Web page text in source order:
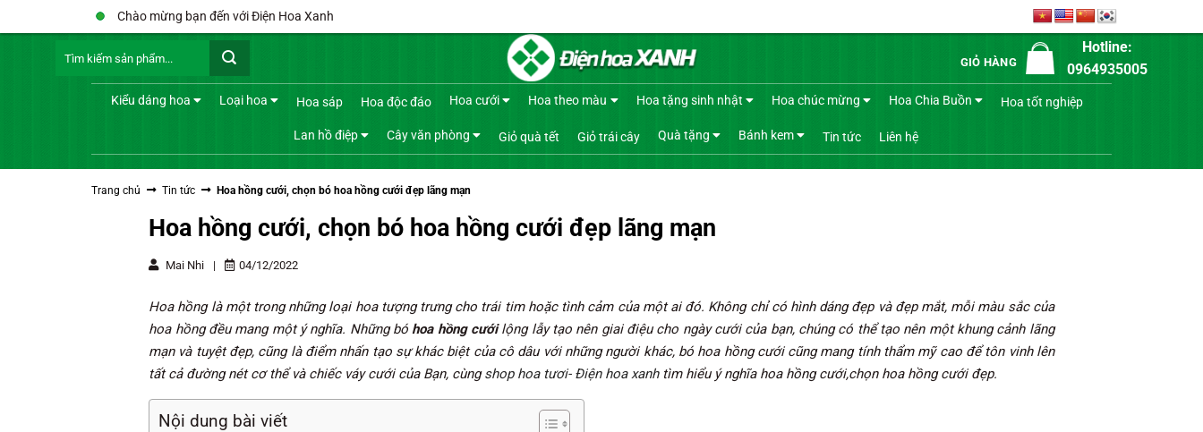
qua
Chào mừng bạn đến với Điện Hoa Xanh
kiếm:
GIỎ HÀNG
Hotline:
0964935005
Kiểu dáng hoa Loại hoa Hoa sáp Hoa độc đáo Hoa cưới Hoa theo màu Hoa tặng sinh nhật Hoa chúc mừng Hoa Chia Buồn Hoa tốt nghiệp
Lan hồ điệp Cây văn phòng Giỏ quà tết Giỏ trái cây Quà tặng Bánh kem Tin tức Liên hệ
Trang chủ Tin tức Hoa hồng cưới, chọn bó hoa hồng cưới đẹp lãng mạn
Hoa hồng cưới, chọn bó hoa hồng cưới đẹp lãng mạn
Mai Nhi | 04/12/2022
Hoa hồng là một trong những loại hoa tượng trưng cho trái tim hoặc tình cảm của một ai đó. Không chỉ có hình dáng đẹp và đẹp mắt, mỗi màu sắc của
hoa hồng đều mang một ý nghĩa. Những bó hoa hồng cướilộng lẫy tạo nên giai điệu cho ngày cưới của bạn, chúng có thể tạo nên một khung cảnh lãng
mạn và tuyệt đẹp, cũng là điểm nhấn tạo sự khác biệt của cô dâu với những người khác, bó hoa hồng cưới cũng mang tính thẩm mỹ cao để tôn vinh lên
tất cả đường nét cơ thể và chiếc váy cưới của Bạn, cùngshop hoa tươi- Điện hoa xanh tìm hiểu ý nghĩa hoa hồng cưới,chọn hoa hồng cưới đẹp.
Nội dung bài viết